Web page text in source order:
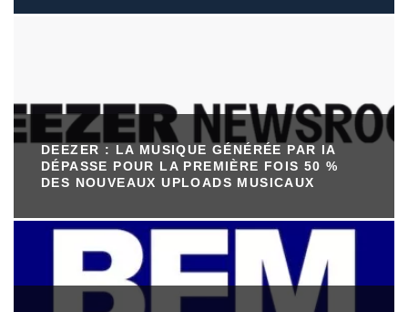
DEEZER : LA MUSIQUE GÉNÉRÉE PAR IA
DÉPASSE POUR LA PREMIÈRE FOIS 50 %
DES NOUVEAUX UPLOADS MUSICAUX